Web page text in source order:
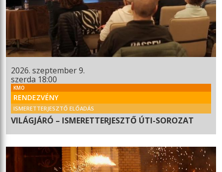
2026. szeptember 9.
szerda 18:00
KMO
RENDEZVÉNY
ISMERETTERJESZTŐ ELŐADÁS
VILÁGJÁRÓ – ISMERETTERJESZTŐ ÚTI-SOROZAT